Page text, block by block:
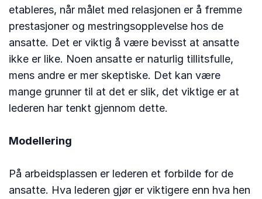
etableres, når målet med relasjonen er å fremme
prestasjoner og mestringsopplevelse hos de
ansatte. Det er viktig å være bevisst at ansatte
ikke er like. Noen ansatte er naturlig tillitsfulle,
mens andre er mer skeptiske. Det kan være
mange grunner til at det er slik, det viktige er at
lederen har tenkt gjennom dette.
Modellering
På arbeidsplassen er lederen et forbilde for de
ansatte. Hva lederen gjør er viktigere enn hva hen